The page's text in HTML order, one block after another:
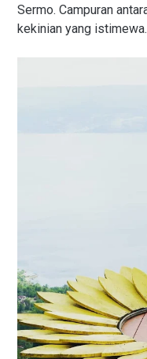
Sermo. Campuran
kekinian yang istimewa.